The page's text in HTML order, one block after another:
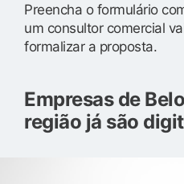
Preencha o formulário
um consultor comercial
formalizar a proposta.
Empresas de
região já são